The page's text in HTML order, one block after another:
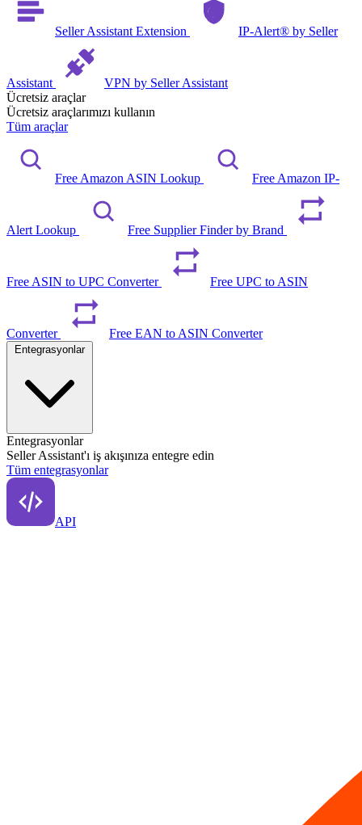
Seller Assistant Extension IP-Alert® by Seller
Assistant
VPN by Seller Assistant
Ücretsiz araçlar
Ücretsiz araçlarımızı kullanın
Tüm araçlar
Free Amazon ASIN Lookup Free Amazon IP-
Alert Lookup Free Supplier Finder by Brand
Free ASIN to UPC Converter Free UPC to ASIN
Converter Free EAN to ASIN Converter
Entegrasyonlar
Entegrasyonlar
Seller Assistant'ı iş akışınıza entegre edin
Tüm entegrasyonlar
API